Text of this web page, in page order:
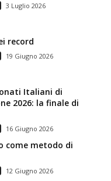
3 Luglio 2026
record
19 Giugno 2026
Italiani di
2026: la finale di
16 Giugno 2026
come metodo di
12 Giugno 2026